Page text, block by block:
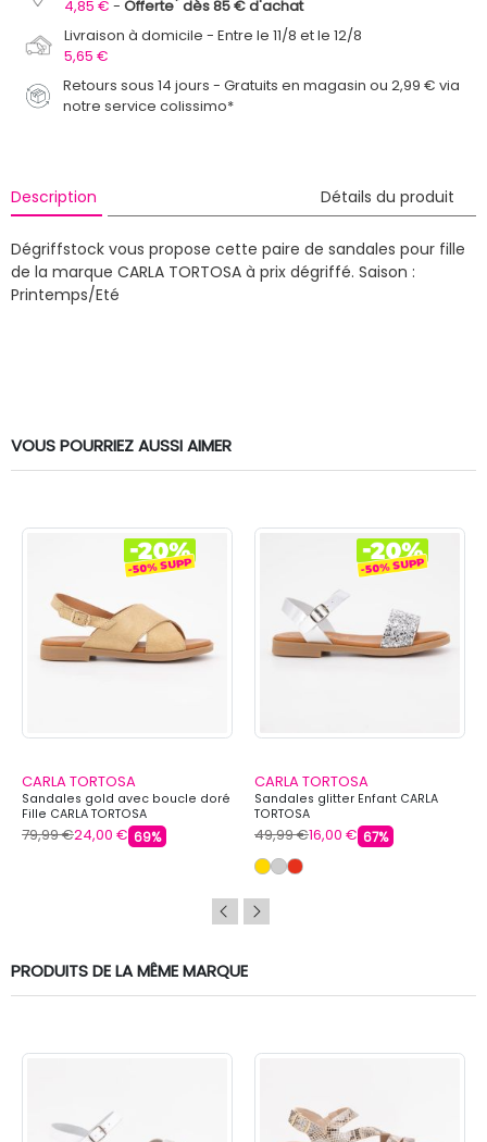
4,85 €
Offerte dès 85 € d'achat
Livraison à domicile
Entre le 11/8 et le 12/8
5,65 €
Retours sous 14 jours - Gratuits en magasin ou 2,99 € via
notre service colissimo*
Description Détails du produit
Dégriffstock vous propose cette paire de sandales pour fille
de la marque CARLA TORTOSA à prix dégriffé. Saison :
Printemps/Eté
VOUS POURRIEZ AUSSI AIMER
CARLA TORTOSA
Sandales gold avec boucle doré
Fille CARLA TORTOSA
79,99 €24,00 € 69%
CARLA TORTOSA
Sandales glitter Enfant CARLA
TORTOSA
49,99 €16,00 € 67%
PRODUITS DE LA MÊME MARQUE